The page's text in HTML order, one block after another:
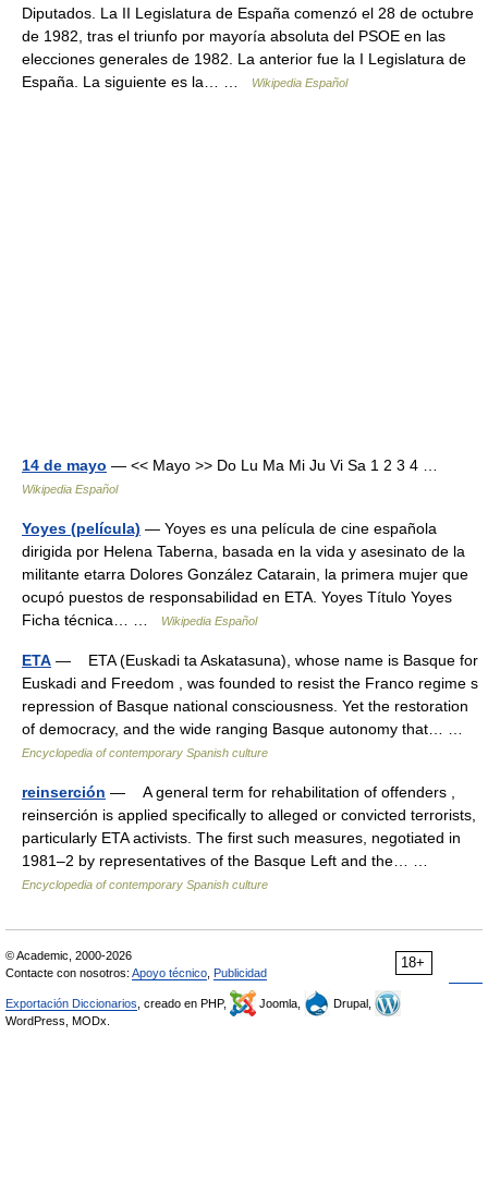
Diputados. La II Legislatura de España comenzó el 28 de octubre
de 1982, tras el triunfo por mayoría absoluta del PSOE en las
elecciones generales de 1982. La anterior fue la I Legislatura de
España. La siguiente es la… …
Wikipedia Español
14 de mayo — << Mayo >> Do Lu Ma Mi Ju Vi Sa 1 2 3 4 …
Wikipedia Español
Yoyes (película) — Yoyes es una película de cine española
dirigida por Helena Taberna, basada en la vida y asesinato de la
militante etarra Dolores González Catarain, la primera mujer que
ocupó puestos de responsabilidad en ETA. Yoyes Título Yoyes
Ficha técnica… …
Wikipedia Español
ETA — ETA (Euskadi ta Askatasuna), whose name is Basque for
Euskadi and Freedom , was founded to resist the Franco regime s
repression of Basque national consciousness. Yet the restoration
of democracy, and the wide ranging Basque autonomy that… …
Encyclopedia of contemporary Spanish culture
reinserción — A general term for rehabilitation of offenders ,
reinserción is applied specifically to alleged or convicted terrorists,
particularly ETA activists. The first such measures, negotiated in
1981–2 by representatives of the Basque Left and the… …
Encyclopedia of contemporary Spanish culture
18+
© Academic, 2000-2026
Contacte con nosotros: Apoyo técnico Publicidad
Exportación Diccionarios , creado en PHP, Joomla,
Drupal,
WordPress, MODx.